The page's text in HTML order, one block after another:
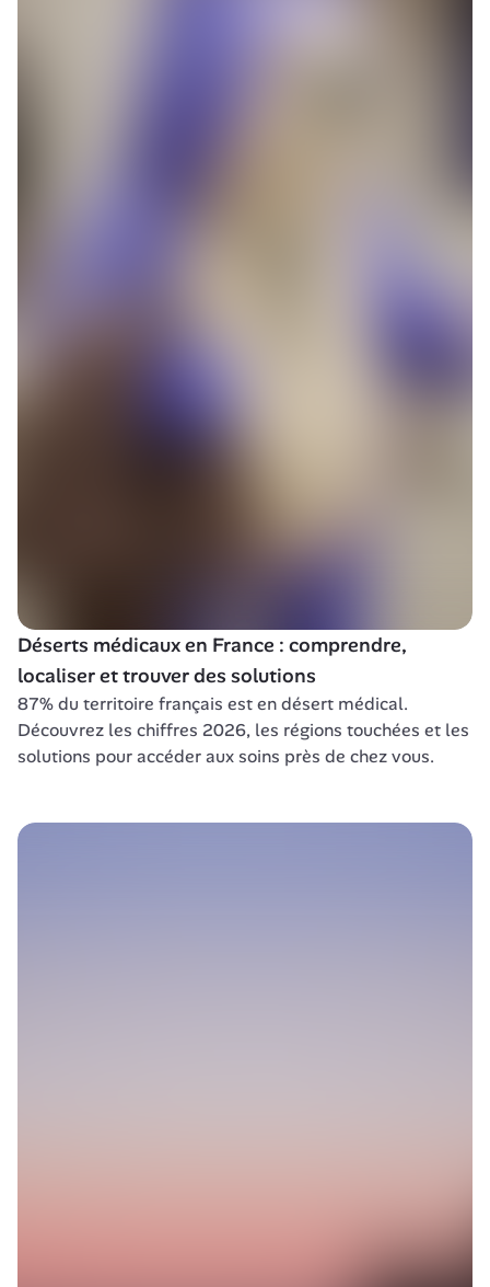
Déserts médicaux en France : comprendre,
localiser et trouver des solutions
87% du territoire français est en désert médical.
Découvrez les chiffres 2026, les régions touchées et les
solutions pour accéder aux soins près de chez vous.